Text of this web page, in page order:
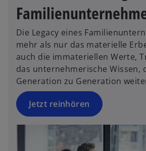
Die Legacy eines
mehr als nur das materielle
auch die immateriellen Werte,
das unternehmerische Wissen,
Generation zu Generation
Jetzt reinhören
o
p
e
n
s
i
n
a
n
e
w